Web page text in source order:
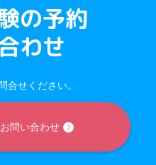
の予約
わせ
せください。
問い合わせ